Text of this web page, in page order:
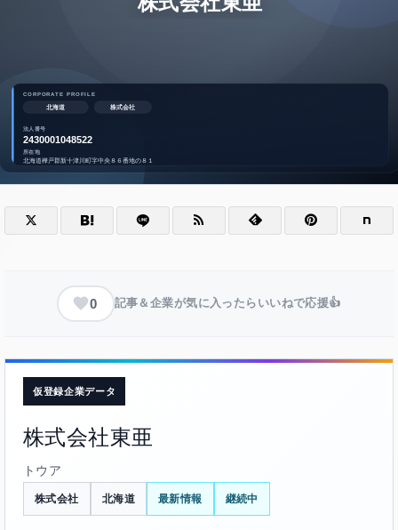
0 記事＆企業が気に入ったらいいねで応援👍
仮登録企業データ
株式会社東亜
トウア
株式会社 北海道 最新情報 継続中